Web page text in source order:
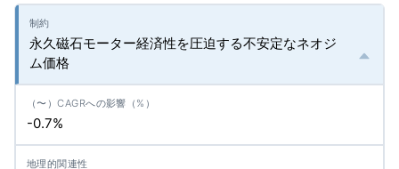
永久磁石モーター経済性を圧迫する不安定なネオジ
ム価格
-0.7%